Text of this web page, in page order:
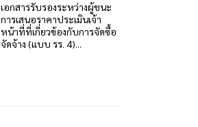
เอกสารรับรองระหว่างผู้ชนะ
การเสนอราคาประเมินเจ้า
หน้าที่ที่เกี่ยวข้องกับการจัดซื้อ
จัดจ้าง (แบบ รร. 4)...